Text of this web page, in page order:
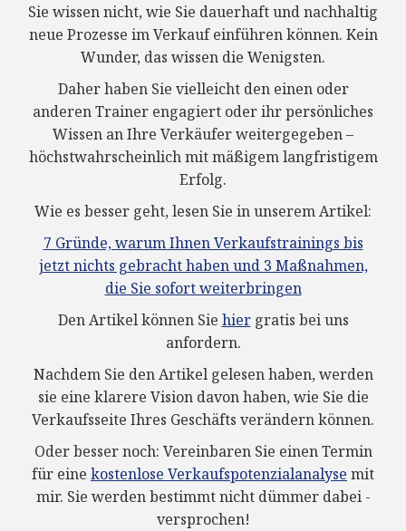
Sie wissen nicht, wie Sie dauerhaft und nachhaltig
neue Prozesse im Verkauf einführen können. Kein
Wunder, das wissen die Wenigsten.
Daher haben Sie vielleicht den einen oder
anderen Trainer engagiert oder ihr persönliches
Wissen an Ihre Verkäufer weitergegeben –
höchstwahrscheinlich mit mäßigem langfristigem
Erfolg.
Wie es besser geht, lesen Sie in unserem Artikel:
7 Gründe, warum Ihnen Verkaufstrainings bis
jetzt nichts gebracht haben und 3 Maßnahmen,
die Sie sofort weiterbringen
Den Artikel können Sie hiergratis bei uns
anfordern.
Nachdem Sie den Artikel gelesen haben, werden
sie eine klarere Vision davon haben, wie Sie die
Verkaufsseite Ihres Geschäfts verändern können.
Oder besser noch: Vereinbaren Sie einen Termin
für eine kostenlose Verkaufspotenzialanalyse mit
mir. Sie werden bestimmt nicht dümmer dabei -
versprochen!